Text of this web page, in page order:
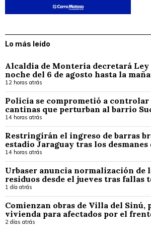
Lo más leído
Alcaldía de Montería decretará Ley
noche del 6 de agosto hasta la
12 horas atrás
Policía se comprometió a controlar
cantinas que perturban al barrio
14 horas atrás
Restringirán el ingreso de barras
estadio Jaraguay tras los
14 horas atrás
Urbaser anuncia normalización de
residuos desde el jueves tras fallas
1 día atrás
Comienzan obras de Villa del Sinú,
vivienda para afectados por el
2 días atrás